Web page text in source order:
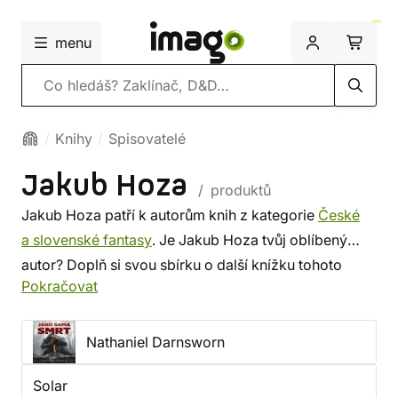
menu
Vyhledávání
Knihy Spisovatelé
Jakub Hoza
/ produktů
Jakub Hoza patří k autorům knih z kategorie České
a slovenské fantasy. Je Jakub Hoza tvůj oblíbený
autor? Doplň si svou sbírku o další knížku tohoto
spisovatele, nebo si prohlédni
někdo podle autora. U nás si vybereš z méně
známých i z těch proslulých. ✔️ Nabízíme levnou
dopravu, rychlé dodání a bezpečný nákup!
Pokračovat
Nathaniel Darnsworn
Solar